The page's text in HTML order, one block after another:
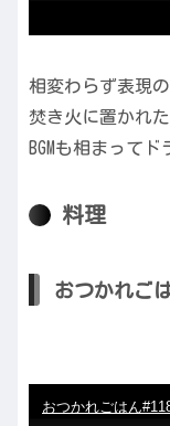
相変わらず表現
焚き火に置かれ
BGMも相まって
料理
おつかれご